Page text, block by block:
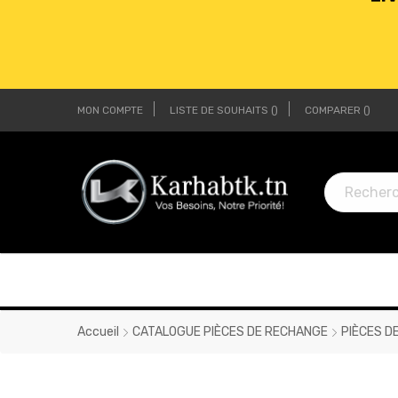
MON COMPTE LISTE DE SOUHAITS COMPARER
Accueil CATALOGUE PIÈCES DE RECHANGE PIÈCES